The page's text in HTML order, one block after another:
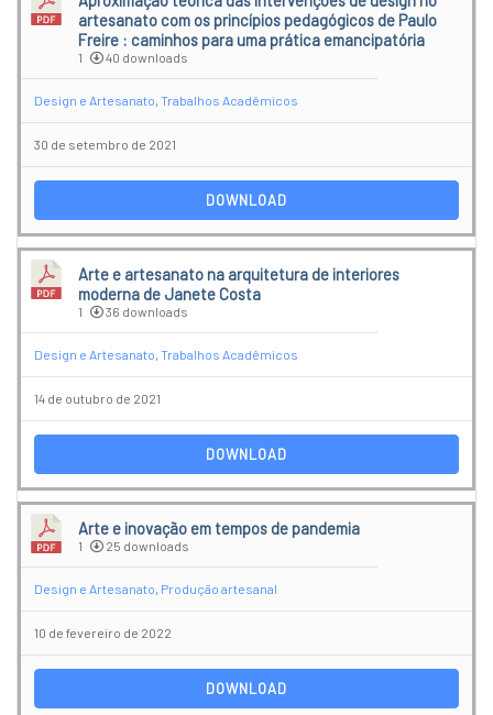
artesanato com os princípios pedagógicos de Paulo
Freire : caminhos para uma prática emancipatória
1 40 downloads
Design e Artesanato, Trabalhos Acadêmicos
30 de setembro de 2021
DOWNLOAD
Arte e artesanato na arquitetura de interiores
moderna de Janete Costa
1 36 downloads
Design e Artesanato, Trabalhos Acadêmicos
14 de outubro de 2021
DOWNLOAD
Arte e inovação em tempos de pandemia
1 25 downloads
Design e Artesanato, Produção artesanal
10 de fevereiro de 2022
DOWNLOAD